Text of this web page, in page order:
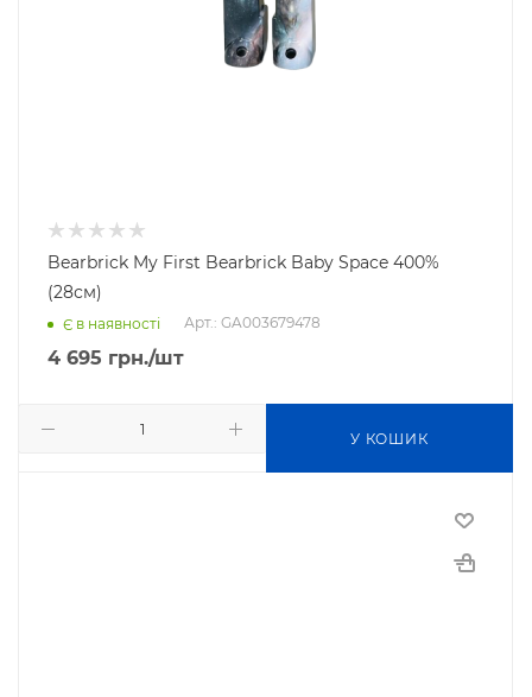
Bearbrick My First Bearbrick Baby Space 400%
(28см)
Є в наявності Арт.: GA003679478
4 695 грн./шт
У КОШИК